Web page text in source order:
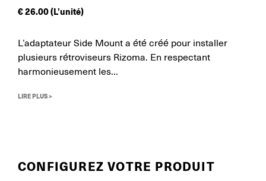
€26.00(L’unité)
L’adaptateur Side Mount a été créé pour installer
plusieurs rétroviseurs Rizoma. En respectant
harmonieusement les...
LIRE PLUS >
CONFIGUREZ VOTRE PRODUIT